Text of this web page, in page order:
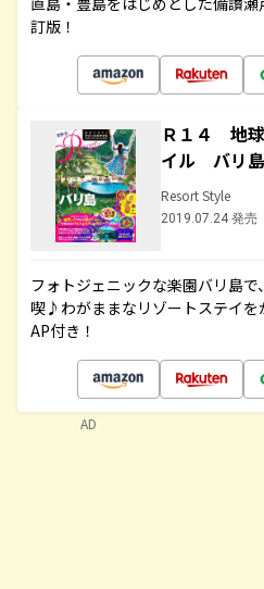
訂版！
Ｒ１４ 地
イル バリ
Resort Style
2019.07.24 発売
フォトジェニックな楽園バリ島
喫♪わがままなリゾートステイを
AP付き！
AD